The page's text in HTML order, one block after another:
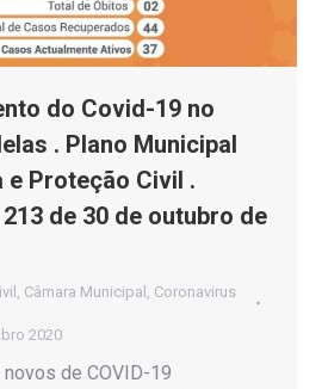
do Covid-19 no
. Plano Municipal
e Proteção Civil .
de 30 de outubro de
, Câmara Municipal , Coronavirus
2020
de COVID-19